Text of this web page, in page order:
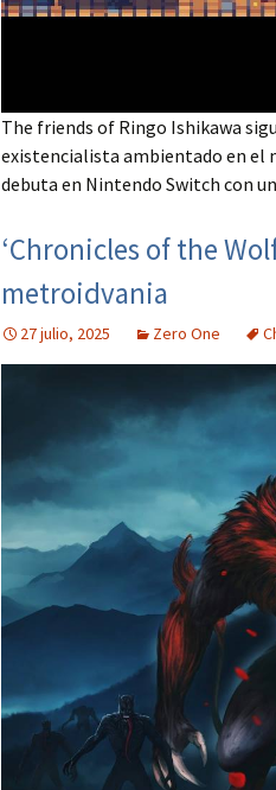
The friends of Ringo Ishikawa
existencialista ambientado en el
debuta en Nintendo Switch con
‘Chronicles of the
metroidvania
27 julio, 2025 Zero One